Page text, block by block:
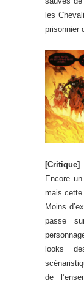
les
prisonnier
[Critique]
Encore
mais cette
Moins
passe
looks
de